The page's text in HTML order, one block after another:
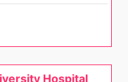
Hospital